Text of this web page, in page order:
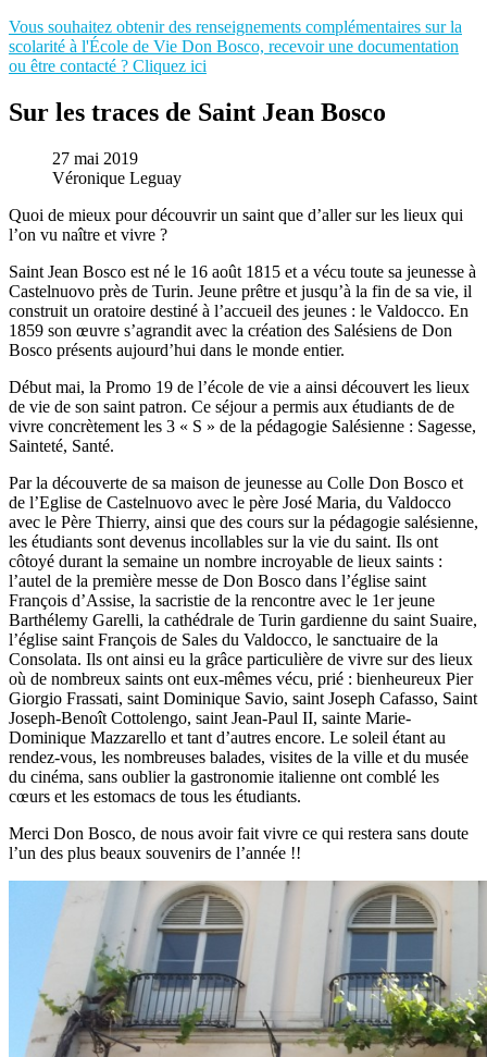
Vous souhaitez obtenir des renseignements complémentaires sur la
scolarité à l'École de Vie Don Bosco, recevoir une documentation
ou être contacté ? Cliquez ici
Sur les traces de Saint Jean Bosco
27 mai 2019
Véronique Leguay
Quoi de mieux pour découvrir un saint que d’aller sur les lieux qui
l’on vu naître et vivre ?
Saint Jean Bosco est né le 16 août 1815 et a vécu toute sa jeunesse à
Castelnuovo près de Turin. Jeune prêtre et jusqu’à la fin de sa vie, il
construit un oratoire destiné à l’accueil des jeunes : le Valdocco. En
1859 son œuvre s’agrandit avec la création des Salésiens de Don
Bosco présents aujourd’hui dans le monde entier.
Début mai, la Promo 19 de l’école de vie a ainsi découvert les lieux
de vie de son saint patron. Ce séjour a permis aux étudiants de de
vivre concrètement les 3 « S » de la pédagogie Salésienne : Sagesse,
Sainteté, Santé.
Par la découverte de sa maison de jeunesse au Colle Don Bosco et
de l’Eglise de Castelnuovo avec le père José Maria, du Valdocco
avec le Père Thierry, ainsi que des cours sur la pédagogie salésienne,
les étudiants sont devenus incollables sur la vie du saint. Ils ont
côtoyé durant la semaine un nombre incroyable de lieux saints :
l’autel de la première messe de Don Bosco dans l’église saint
François d’Assise, la sacristie de la rencontre avec le 1er jeune
Barthélemy Garelli, la cathédrale de Turin gardienne du saint Suaire,
l’église saint François de Sales du Valdocco, le sanctuaire de la
Consolata. Ils ont ainsi eu la grâce particulière de vivre sur des lieux
où de nombreux saints ont eux-mêmes vécu, prié : bienheureux Pier
Giorgio Frassati, saint Dominique Savio, saint Joseph Cafasso, Saint
Joseph-Benoît Cottolengo, saint Jean-Paul II, sainte Marie-
Dominique Mazzarello et tant d’autres encore. Le soleil étant au
rendez-vous, les nombreuses balades, visites de la ville et du musée
du cinéma, sans oublier la gastronomie italienne ont comblé les
cœurs et les estomacs de tous les étudiants.
Merci Don Bosco, de nous avoir fait vivre ce qui restera sans doute
l’un des plus beaux souvenirs de l’année !!